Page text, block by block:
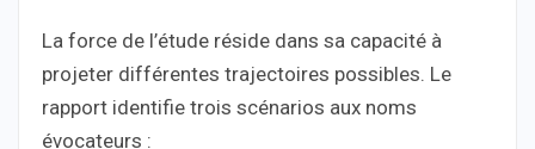
La force de l’étude réside dans sa capacité à
projeter différentes trajectoires possibles. Le
rapport identifie trois scénarios aux noms
évocateurs :